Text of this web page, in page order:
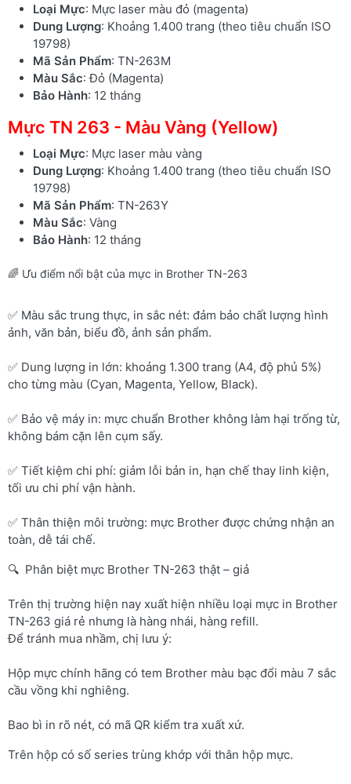
Loại Mực: Mực laser màu đỏ (magenta)
Dung Lượng: Khoảng 1.400 trang (theo tiêu chuẩn ISO
19798)
Mã Sản Phẩm: TN-263M
Màu Sắc: Đỏ (Magenta)
Bảo Hành: 12 tháng
Mực TN 263 - Màu Vàng (Yellow)
Loại Mực: Mực laser màu vàng
Dung Lượng: Khoảng 1.400 trang (theo tiêu chuẩn ISO
19798)
Mã Sản Phẩm: TN-263Y
Màu Sắc: Vàng
Bảo Hành: 12 tháng
🌈 Ưu điểm nổi bật của mực in Brother TN-263
✅ Màu sắc trung thực, in sắc nét: đảm bảo chất lượng hình
ảnh, văn bản, biểu đồ, ảnh sản phẩm.
✅ Dung lượng in lớn: khoảng 1.300 trang (A4, độ phủ 5%)
cho từng màu (Cyan, Magenta, Yellow, Black).
✅ Bảo vệ máy in: mực chuẩn Brother không làm hại trống từ,
không bám cặn lên cụm sấy.
✅ Tiết kiệm chi phí: giảm lỗi bản in, hạn chế thay linh kiện,
tối ưu chi phí vận hành.
✅ Thân thiện môi trường: mực Brother được chứng nhận an
toàn, dễ tái chế.
🔍 Phân biệt mực Brother TN-263 thật – giả
Trên thị trường hiện nay xuất hiện nhiều loại mực in Brother
TN-263 giá rẻ nhưng là hàng nhái, hàng refill.
Để tránh mua nhầm, chị lưu ý:
Hộp mực chính hãng có tem Brother màu bạc đổi màu 7 sắc
cầu vồng khi nghiêng.
Bao bì in rõ nét, có mã QR kiểm tra xuất xứ.
Trên hộp có số series trùng khớp với thân hộp mực.